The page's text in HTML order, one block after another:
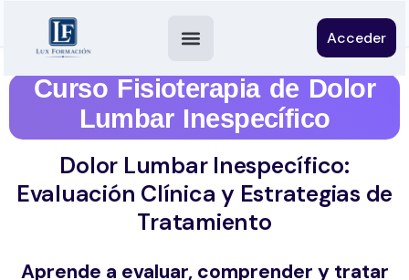
Acceder
Curso Fisioterapia de Dolor
Lumbar Inespecífico
Dolor Lumbar Inespecífico:
Evaluación Clínica y Estrategias de
Tratamiento
Aprende a evaluar, comprender y tratar